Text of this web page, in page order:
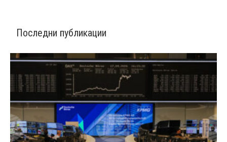
Последни публикации